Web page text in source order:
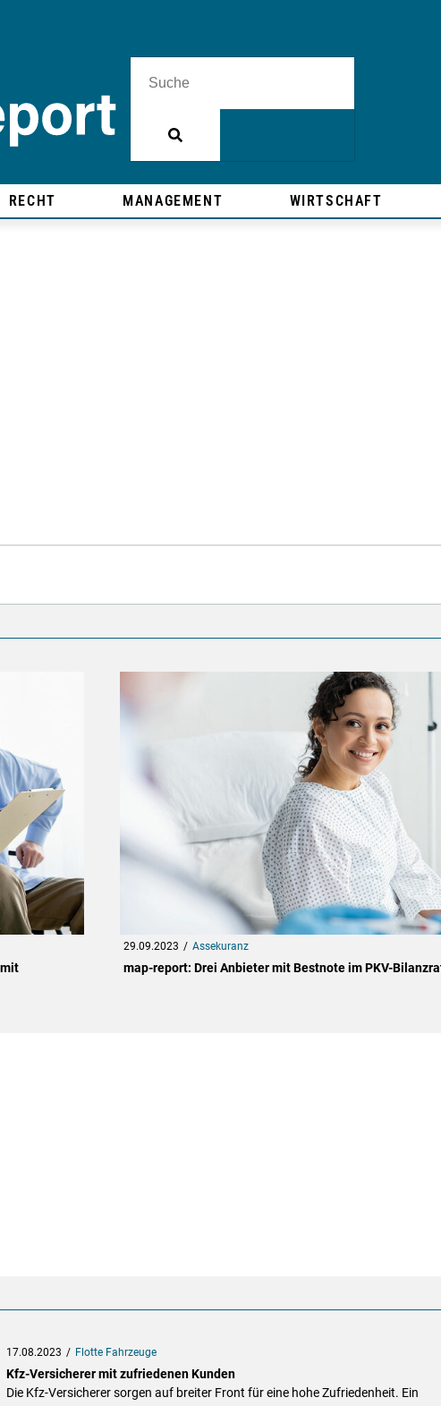
RECHT MANAGEMENT WIRTSCHAFT
29.09.2023 Assekuranz
map-report: Drei Anbieter mit Bestnote im PKV-
17.08.2023 Flotte Fahrzeuge
Kfz-Versicherer mit zufriedenen Kunden
Die Kfz-Versicherer sorgen auf breiter Front für eine hohe Zufriedenheit. Ein